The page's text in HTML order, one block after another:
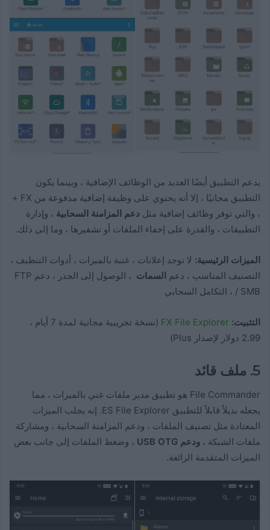
يدعم التطبيق أيضًا العديد من الوظائف الإضافية ، وبينما يكون
التطبيق مجانيًا ، إلا أنه يحتوي على وظيفة إضافية مدفوعة من FX +
، والتي توفر وظائف إضافية مثل دعم المزامنة السحابية ، وإدارة
التطبيقات ، والقدرة على إخفاء الملفات أو تشفيرها ، وما إلى ذلك.
الميزات الرئيسية: لا توجد إعلانات ، غنية بالميزات ، أدوات التنظيف ،
التصنيف المناسب ، دعم السمات
، الوصول إلى الجذر ، دعم FTP
/ SMB ، التكامل السحابي
التثبيت: FX File Explorer
(نسخة تجريبية مجانية لمدة 7 أيام ،
2.99 دولار لإصدار Plus)
5. ملف قائد
File Commander هو تطبيق مدير ملفات غني بالميزات ، مما
يجعله بديلاً قابلاً للتطبيق ES File Explorer. إنه يجلب الميزات
المعتادة مثل تصنيف الملفات ، ودعم المزامنة السحابية ، ومشاركة
ملفات الشبكة ، ودعم USB OTG
، وضغط الملفات إلى جانب بعض
الميزات المتقدمة الرائعة.